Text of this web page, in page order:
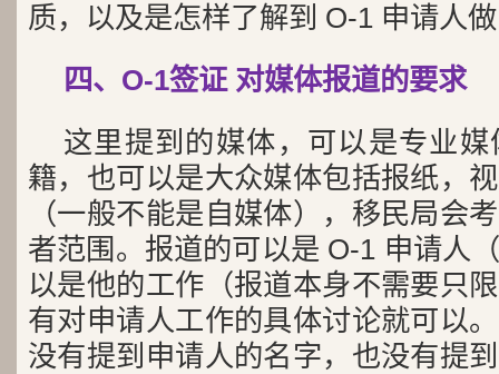
质，以及是怎样了解到 O-1 申请人
四、O-1签证 对媒体报道的要求
这里提到的媒体，可以是专业
籍，也可以是大众媒体包括报纸，
（一般不能是自媒体），移民局会
者范围。报道的可以是 O-1 申请人
以是他的工作（报道本身不需要只
有对申请人工作的具体讨论就可以
没有提到申请人的名字，也没有提